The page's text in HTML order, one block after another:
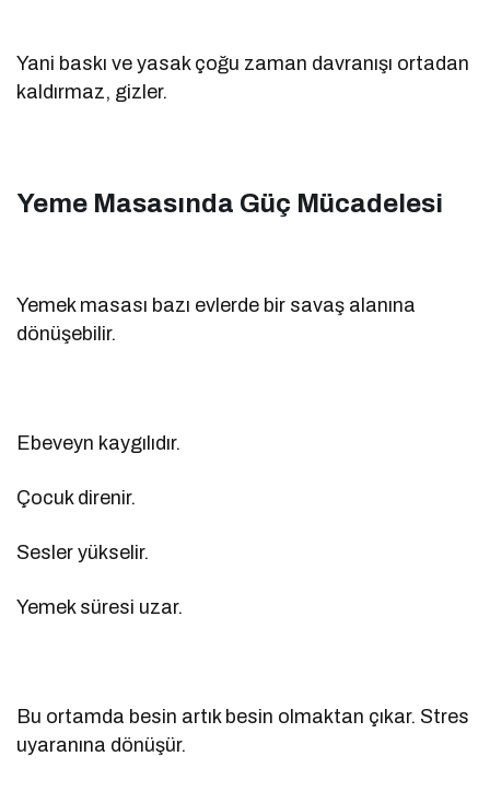
Yani baskı ve yasak çoğu zaman davranışı ortadan
kaldırmaz, gizler.
Yeme Masasında Güç Mücadelesi
Yemek masası bazı evlerde bir savaş alanına
dönüşebilir.
Ebeveyn kaygılıdır.
Çocuk direnir.
Sesler yükselir.
Yemek süresi uzar.
Bu ortamda besin artık besin olmaktan çıkar. Stres
uyaranına dönüşür.